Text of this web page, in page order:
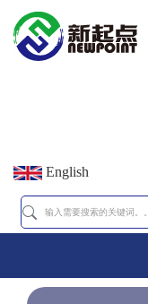
English